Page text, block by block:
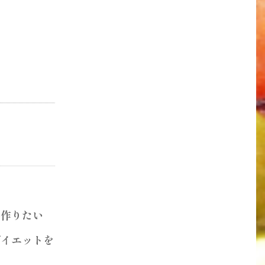
りたい
エッ​​トを